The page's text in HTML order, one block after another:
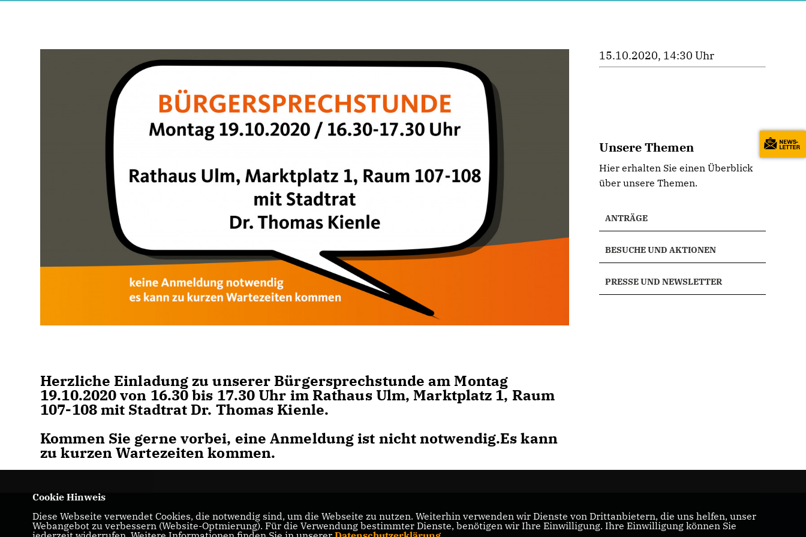
Herzliche Einladung zu unserer Bürgersprechstunde am Montag
19.10.2020 von 16.30 bis 17.30 Uhr im Rathaus Ulm, Marktplatz 1, Raum
107-108 mit Stadtrat Dr. Thomas Kienle.
Kommen Sie gerne vorbei, eine Anmeldung ist nicht notwendig.Es kann
zu kurzen Wartezeiten kommen.
15.10.2020, 14:30 Uhr
Unsere Themen
Hier erhalten Sie einen Überblick
über unsere Themen.
ANTRÄGE
BESUCHE UND AKTIONEN
PRESSE UND NEWSLETTER
Homepage der CDU-Fraktion im Ulmer
Gemeinderat
Cookie Hinweis
Diese Webseite verwendet Cookies, die notwendig sind, um die Webseite zu nutzen. Weiterhin verwenden wir Dienste von Drittanbietern, die uns helfen, unser
Webangebot zu verbessern (Website-Optmierung). Für die Verwendung bestimmter Dienste, benötigen wir Ihre Einwilligung. Ihre Einwilligung können Sie